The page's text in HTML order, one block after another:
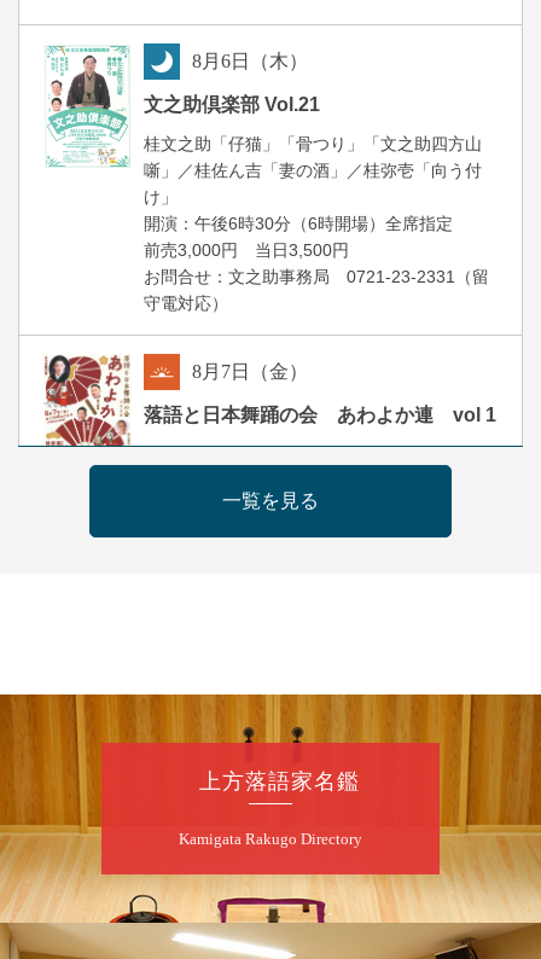
8月6日（木）
文之助倶楽部 Vol.21
桂文之助「仔猫」「骨つり」「文之助四方山
噺」／桂佐ん吉「妻の酒」／桂弥壱「向う付
け」
開演：午後6時30分（6時開場）全席指定
前売3,000円 当日3,500円
お問合せ：文之助事務局 0721-23-2331（留
守電対応）
8月 7日（金）
落語と日本舞踊の会 あわよか連 vol 1
開演：午前10時（9時30分開場）
前売2,500円 当日3,000円
桂二豆／露の瑞／桂きん太郎／いわみせいじ
（似顔絵）／笑福亭笑利／桂文太～仲入～露
★菟道亭 配信あり
8月7日（金）
一覧を見る
上方落語家名鑑
Kamigata Rakugo Directory